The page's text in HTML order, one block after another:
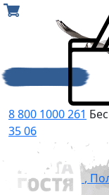
8 800 1000 261
35 06
,